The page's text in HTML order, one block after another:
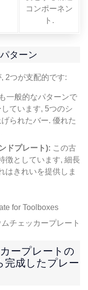
コンポーネン
ト.
ターン
2つが支配的です:
一般的なパターンで
ています, 5つのシ
られたバー. 優れた
ドプレート): この古
徴としています, 細長
はきれいを提供しま
チェッカープレート
ープレートの
完成したプレー